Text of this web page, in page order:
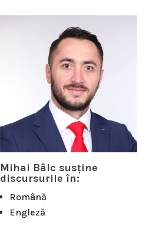
Mihai Bâlc susține
discursurile în:
Română
Engleză